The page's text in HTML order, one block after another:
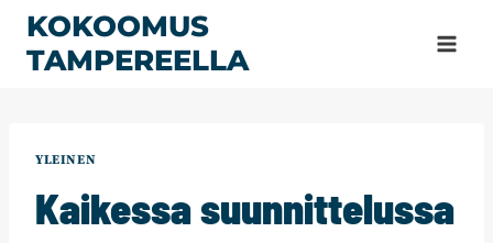
Siirry
sisältöön
KOKOOMUS
TAMPEREELLA
YLEINEN
Kaikessa suunnittelussa